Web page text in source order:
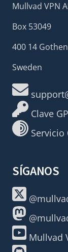
Mullvad VPN
Box 53049
400 14
Sweden
Clave
Servicio
SÍGANOS
Mullvad